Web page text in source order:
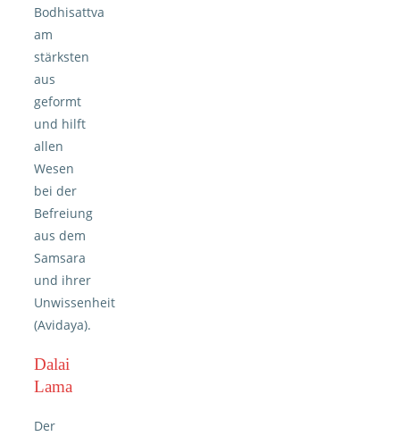
Bodhisattva
am
stärksten
aus
geformt
und hilft
allen
Wesen
bei der
Befreiung
aus dem
Samsara
und ihrer
Unwissenheit
(Avidaya).
Dalai
Lama
Der